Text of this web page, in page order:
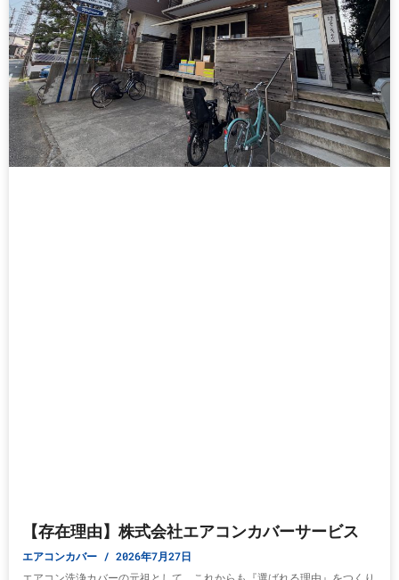
【存在理由】株式会社エアコンカバーサービス
エアコンカバー 2026年7月27日